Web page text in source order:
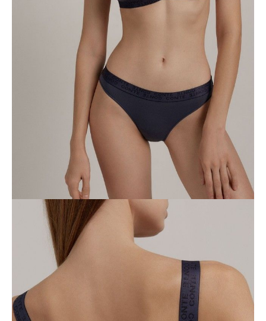
DODAJ DO KOSZYKA
Jak złożyć zamówienie
POWIADOM MNIE O DOSTĘPNOŚCI
ПОЛУЧИТЬ ПО EMAIL
Kurier,darmowa od 99 zł
czas dostawy: 1-2 dni robocze
Paczkomaty InPost 24/7,
darmowa od 50 zł
czas dostawy: 1-2 dni robocze
Odbiór osobisty w sklepie Conte (Łodz)
pn.- czw. 8:00 - 16:00, pt. 8:00 - 14:00
Opis produktu
O produkcie
Bustier z trójkątnymi miseczkami, wykonany z ultra miękkiej tkaniny
bambusowej dla maksymalnej swobody ruchów, komfortu i pewności
siebie.